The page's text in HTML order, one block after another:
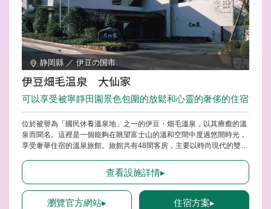
静岡縣 ／ 伊豆の国市
伊豆畑毛温泉 大仙家
可以享受被寧靜田園景色包圍的放鬆和心靈的奢侈的住宿
位於被譽為「國民休養溫泉地」之一的伊豆・畑毛溫泉，以其療癒的溫
泉而聞名。這裡是一個能夠在眺望富士山的溫和空間中度過悠閒時光，
享受奢華住宿的溫泉旅館。旅館共有48間客房，主要以時尚現代的雙人
能欣賞遠處的駿河灣田園風光，當天氣晴朗時更能觀賞夕陽映照美麗的
富士山。
查看設施詳情▸
瀏覽官方網站▸ 住宿方案▸